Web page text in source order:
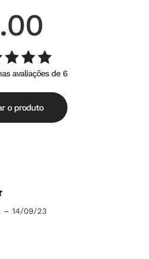
de
5
avaliações de 6
o produto
– 14/09/23